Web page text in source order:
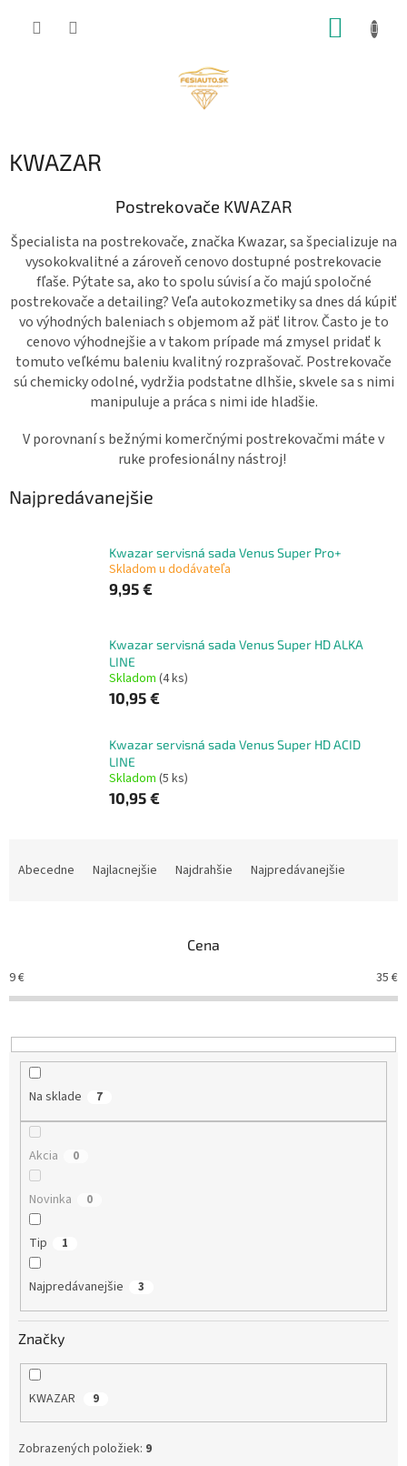
KWAZAR
Postrekovače KWAZAR
Špecialista na postrekovače, značka Kwazar, sa špecializuje na
vysokokvalitné a zároveň cenovo dostupné postrekovacie
fľaše. Pýtate sa, ako to spolu súvisí a čo majú spoločné
postrekovače a detailing? Veľa autokozmetiky sa dnes dá kúpiť
vo výhodných baleniach s objemom až päť litrov. Často je to
cenovo výhodnejšie a v takom prípade má zmysel pridať k
tomuto veľkému baleniu kvalitný rozprašovač. Postrekovače
sú chemicky odolné, vydržia podstatne dlhšie, skvele sa s nimi
manipuluje a práca s nimi ide hladšie.
V porovnaní s bežnými komerčnými postrekovačmi máte v
ruke profesionálny nástroj!
Najpredávanejšie
Kwazar servisná sada Venus Super Pro+
Skladom u dodávateľa
9,95 €
Kwazar servisná sada Venus Super HD ALKA
LINE
Skladom (4 ks)
10,95 €
Kwazar servisná sada Venus Super HD ACID
LINE
Skladom (5 ks)
10,95 €
e
p
r
d
Abecedne Najlacnejšie Najdrahšie Najpredávanejšie
Cena
9€ 35 €
Na sklade 7
Akcia 0
Novinka 0
Tip 1
Najpredávanejšie 3
Značky
KWAZAR 9
Zobrazených položiek: 9